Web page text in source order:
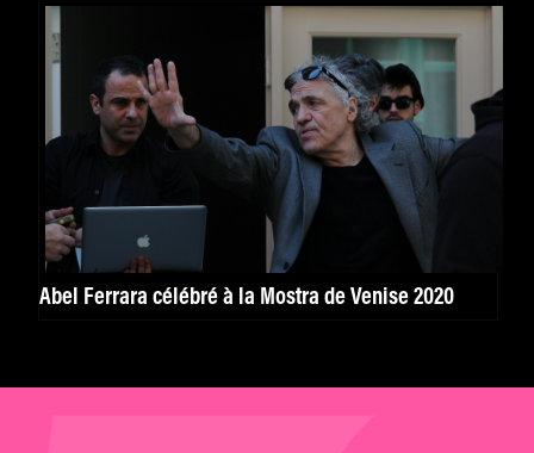
Abel Ferrara célébré à la Mostra de Venise 2020